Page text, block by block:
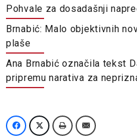
Pohvale za dosadašnji
Brnabić: Malo objektivnih
plaše
Ana Brnabić označila tekst
pripremu narativa za